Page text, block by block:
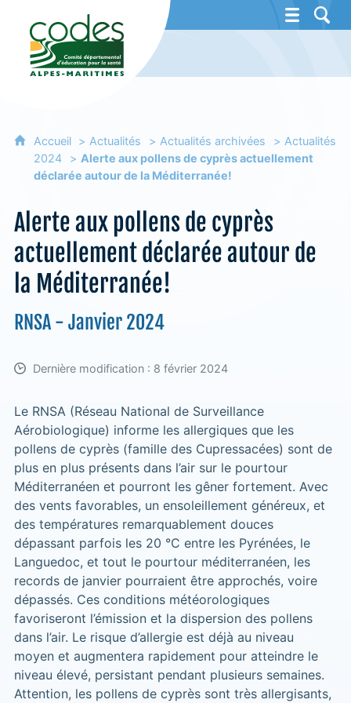
CoDES 06 - Comité départemental
Accueil Actualités Actualités archivées
Actualités
2024
Alerte aux pollens de cyprès actuellement
déclarée autour de la Méditerranée!
Alerte aux pollens de cyprès
actuellement déclarée autour de
la Méditerranée!
RNSA - Janvier 2024
Dernière modification : 8 février 2024
Le RNSA (Réseau National de Surveillance
Aérobiologique) informe les allergiques que les
pollens de cyprès (famille des Cupressacées) sont de
plus en plus présents dans l’air sur le pourtour
Méditerranéen et pourront les gêner fortement. Avec
des vents favorables, un ensoleillement généreux, et
des températures remarquablement douces
dépassant parfois les 20 °C entre les Pyrénées, le
Languedoc, et tout le pourtour méditerranéen, les
records de janvier pourraient être approchés, voire
dépassés. Ces conditions météorologiques
favoriseront l’émission et la dispersion des pollens
dans l’air. Le risque d’allergie est déjà au niveau
moyen et augmentera rapidement pour atteindre le
niveau élevé, persistant pendant plusieurs semaines.
Attention, les pollens de cyprès sont très allergisants,